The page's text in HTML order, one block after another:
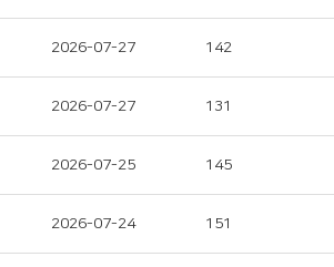
2026-07-27 142
2026-07-27 131
2026-07-25 145
2026-07-24 151